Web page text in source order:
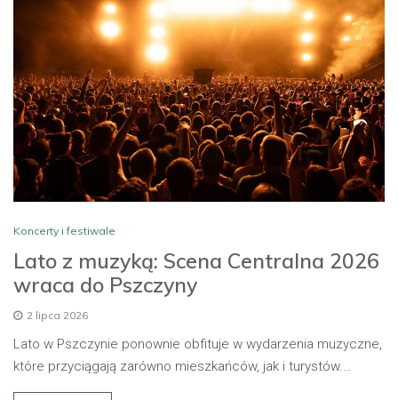
Koncerty i festiwale
Lato z muzyką: Scena Centralna 2026
wraca do Pszczyny
2 lipca 2026
Lato w Pszczynie ponownie obfituje w wydarzenia muzyczne,
które przyciągają zarówno mieszkańców, jak i turystów.…